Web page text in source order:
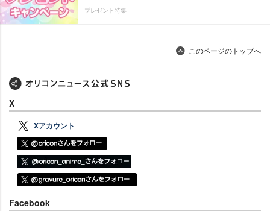
プレゼント特集
このページのトップへ
X
Xアカウント
Facebook